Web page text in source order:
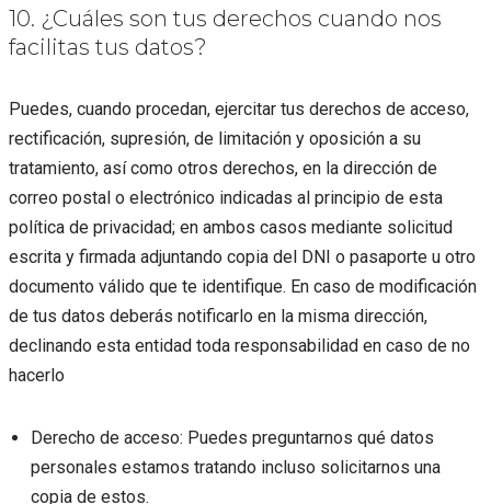
10. ¿Cuáles son tus derechos cuando nos
facilitas tus datos?
Puedes, cuando procedan, ejercitar tus derechos de acceso,
rectificación, supresión, de limitación y oposición a su
tratamiento, así como otros derechos, en la dirección de
correo postal o electrónico indicadas al principio de esta
política de privacidad; en ambos casos mediante solicitud
escrita y firmada adjuntando copia del DNI o pasaporte u otro
documento válido que te identifique. En caso de modificación
de tus datos deberás notificarlo en la misma dirección,
declinando esta entidad toda responsabilidad en caso de no
hacerlo
Derecho de acceso: Puedes preguntarnos qué datos
personales estamos tratando incluso solicitarnos una
copia de estos.